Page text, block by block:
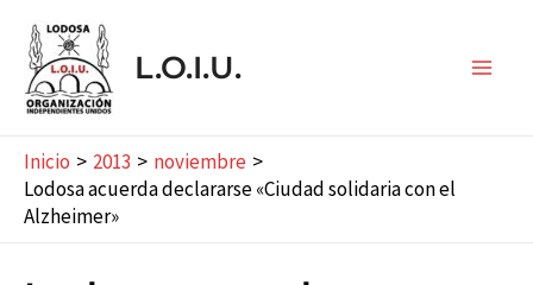
contenido
L.O.I.U.
Inicio 2013
noviembre
Lodosa acuerda declararse «Ciudad solidaria con el
Alzheimer»